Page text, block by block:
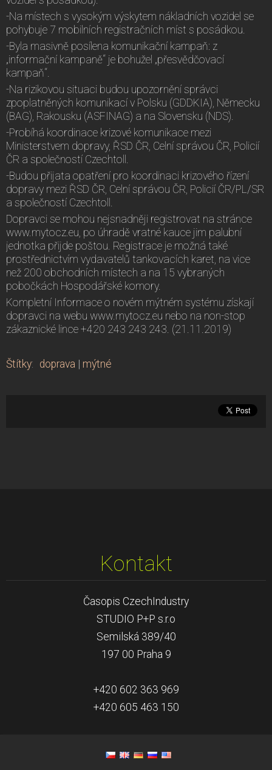
-Na místech s vysokým výskytem nákladních vozidel se
pohybuje 7 mobilních registračních míst s posádkou.
-Byla masivně posílena komunikační kampaň: z
„informační kampaně“ je bohužel „přesvědčovací
kampaň“.
-Na rizikovou situaci budou upozornění správci
zpoplatněných komunikací v Polsku (GDDKIA), Německu
(BAG), Rakousku (ASFINAG) a na Slovensku (NDS).
-Probíhá koordinace krizové komunikace mezi
Ministerstvem dopravy, ŘSD ČR, Celní správou ČR, Policií
ČR a společností Czechtoll.
-Budou přijata opatření pro koordinaci krizového řízení
dopravy mezi ŘSD ČR, Celní správou ČR, Policií ČR/PL/SR
a společností Czechtoll.
Dopravci se mohou nejsnadněji registrovat na stránce
www.mytocz.eu, po úhradě vratné kauce jim palubní
jednotka přijde poštou. Registrace je možná také
prostřednictvím vydavatelů tankovacích karet, na vice
než 200 obchodních místech a na 15 vybraných
pobočkách Hospodářské komory.
Kompletní Informace o novém mýtném systému získají
dopravci na webu www.mytocz.eu nebo na non-stop
zákaznické lince +420 243 243 243. (21.11.2019)
Štítky: doprava | mýtné
Kontakt
Časopis CzechIndustry
STUDIO P+P s.r.o
Semilská 389/40
197 00 Praha 9
+420 602 363 969
+420 605 463 150